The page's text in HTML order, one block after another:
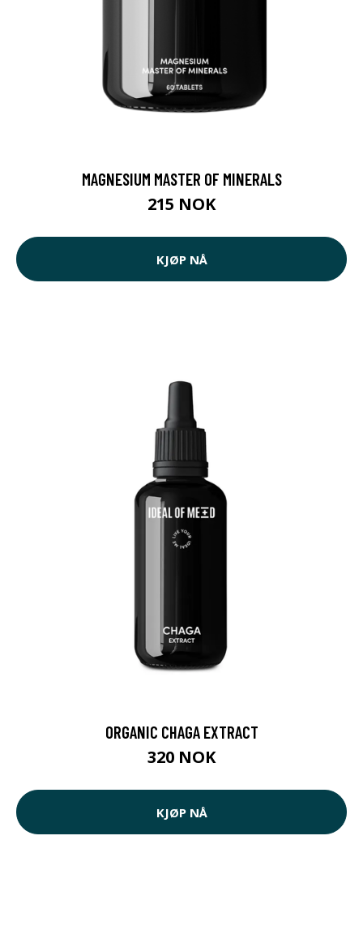
MAGNESIUM MASTER OF MINERALS
215 NOK
KJØP NÅ
ORGANIC CHAGA EXTRACT
320 NOK
KJØP NÅ